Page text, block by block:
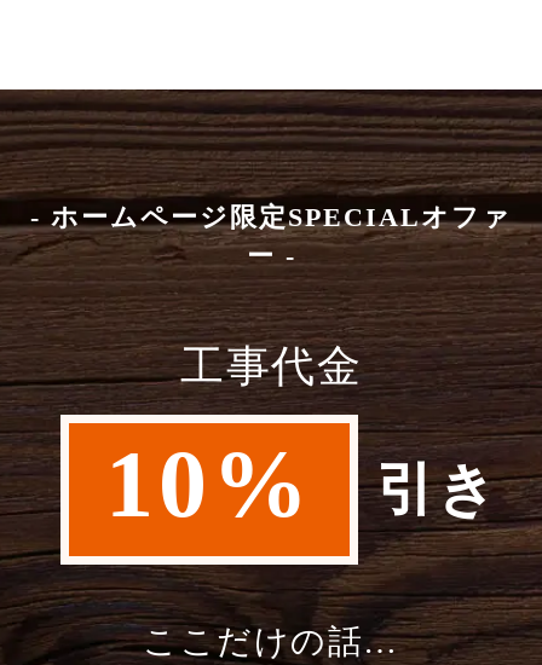
- ホームページ限定SPECIALオファ
ー -
工事代金
10% 引き
ここだけの話…